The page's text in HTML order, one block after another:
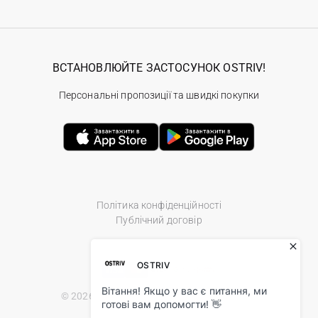
Політика конфіденційності
Публічний договір
© 2026 Ostriv.ua Store. All Rights Reserved.
ВСТАНОВЛЮЙТЕ ЗАСТОСУНОК OSTRIV!
Персональні пропозиції та швидкі покупки